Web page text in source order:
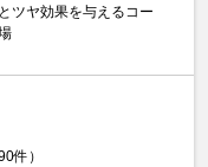
ツヤ効果を与えるコー
件）